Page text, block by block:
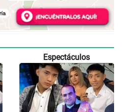
Espectáculos